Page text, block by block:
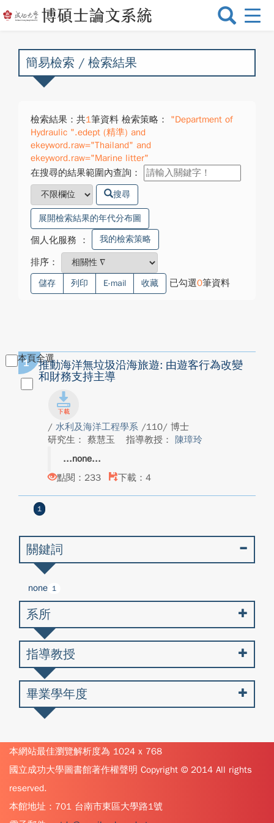
選
換
簡易檢索 / 檢索結果
檢索結果：共1筆資料 檢索策略：
"Department of
Hydraulic ".edept (精準) and
ekeyword.raw="Thailand" and
ekeyword.raw="Marine litter"
在搜尋的結果範圍內查詢：
搜尋
展開檢索結果的年代分布圖
個人化服務 ： 我的檢索策略
排序：
儲存 列印 E-mail 收藏 已勾選0筆資料
本頁全選
1
推動海洋無垃圾沿海旅遊: 由遊客行為改變
和財務支持主導
/ 水利及海洋工程學系 /110/ 博士
研究生： 蔡慧玉
指導教授： 陳璋玲
none
點閱：233
下載：4
1
關鍵詞
none 1
系所
指導教授
畢業學年度
本網站最佳瀏覽解析度為 1024 x 768
國立成功大學圖書館著作權聲明 Copyright © 2014 All rights
reserved.
本館地址：701 台南市東區大學路1號